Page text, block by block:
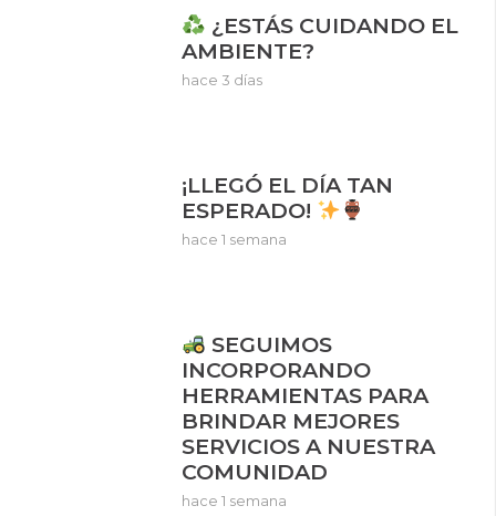
¿ESTÁS CUIDANDO EL
AMBIENTE?
hace 3 días
¡LLEGÓ EL DÍA TAN
ESPERADO!
hace 1 semana
SEGUIMOS
INCORPORANDO
HERRAMIENTAS PARA
BRINDAR MEJORES
SERVICIOS A NUESTRA
COMUNIDAD
hace 1 semana